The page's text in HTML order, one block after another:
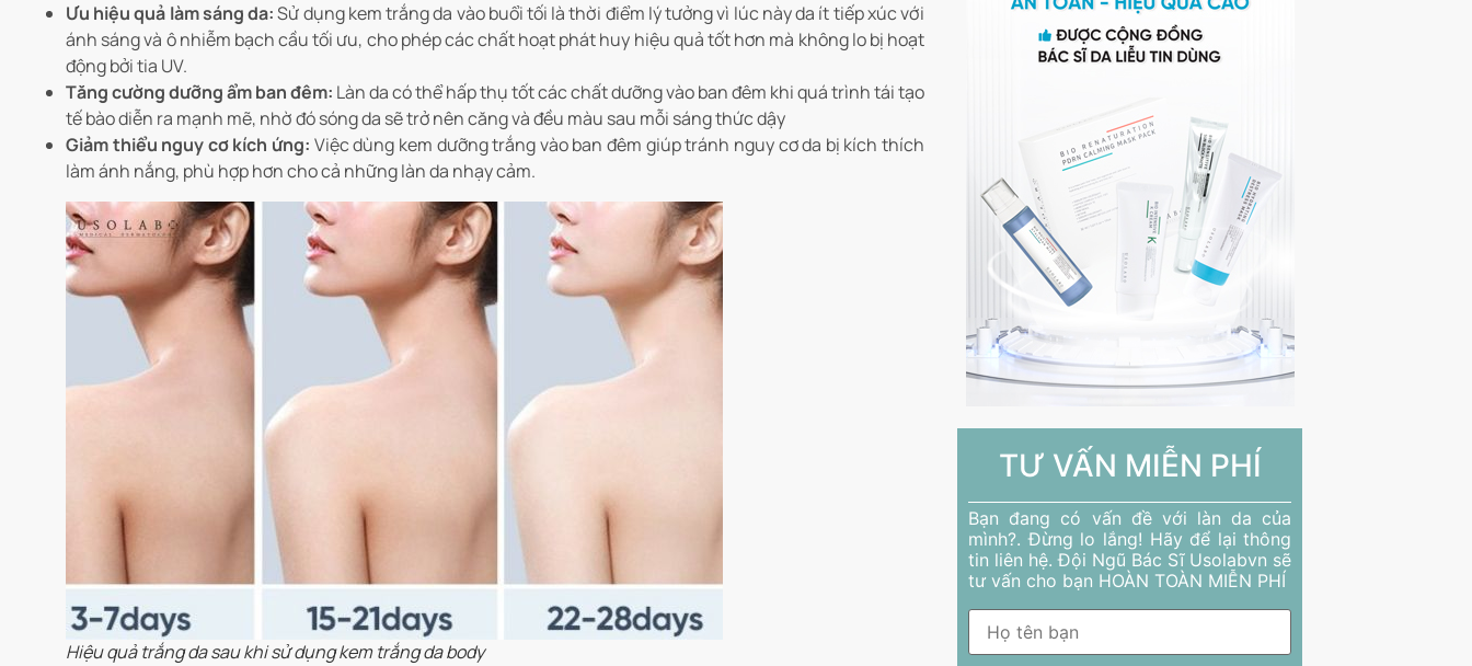
Ưu hiệu quả làm sáng da:Sử dụng kem trắng da vào buổi tối là thời điểm lý tưởng vì lúc này da ít tiếp xúc với
ánh sáng và ô nhiễm bạch cầu tối ưu, cho phép các chất hoạt phát huy hiệu quả tốt hơn mà không lo bị hoạt
động bởi tia UV.
Tăng cường dưỡng ẩm ban đêm: Làn da có thể hấp thụ tốt các chất dưỡng vào ban đêm khi quá trình tái tạo
tế bào diễn ra mạnh mẽ, nhờ đó sóng da sẽ trở nên căng và đều màu sau mỗi sáng thức dậy
Giảm thiểu nguy cơ kích ứng: Việc dùng kem dưỡng trắng vào ban đêm giúp tránh nguy cơ da bị kích thích
làm ánh nắng, phù hợp hơn cho cả những làn da nhạy cảm.
Hiệu quả trắng da sau khi sử dụng kem trắng da body
TƯ VẤN MIỄN PHÍ
Bạn đang có vấn đề với làn da của
mình?. Đừng lo lắng! Hãy để lại thông
tin liên hệ. Đội Ngũ Bác Sĩ Usolabvn sẽ
tư vấn cho bạn HOÀN TOÀN MIỄN PHÍ